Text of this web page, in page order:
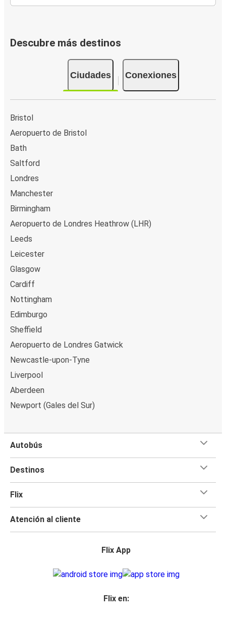
Descubre más destinos
Ciudades Conexiones
Bristol
Aeropuerto de Bristol
Bath
Saltford
Londres
Manchester
Birmingham
Aeropuerto de Londres Heathrow (LHR)
Leeds
Leicester
Glasgow
Cardiff
Nottingham
Edimburgo
Sheffield
Aeropuerto de Londres Gatwick
Newcastle-upon-Tyne
Liverpool
Aberdeen
Newport (Gales del Sur)
Autobús
Destinos
Flix
Atención al cliente
Flix App
Flix en: